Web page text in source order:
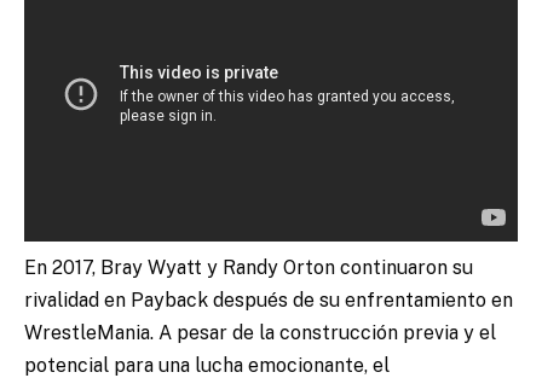
En 2017, Bray Wyatt y Randy Orton continuaron su
rivalidad en Payback después de su enfrentamiento en
WrestleMania. A pesar de la construcción previa y el
potencial para una lucha emocionante, el